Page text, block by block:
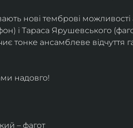
нові темброві
і Тараса Ярушевського
тонке ансамблеве відчуття
надовго!
– фагот